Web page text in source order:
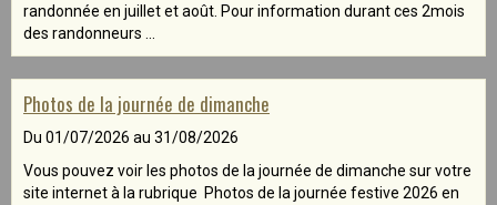
randonnée en juillet et août. Pour information durant ces 2mois
des randonneurs ...
Photos de la journée de dimanche
Du 01/07/2026 au 31/08/2026
Vous pouvez voir les photos de la journée de dimanche sur votre
site internet à la rubrique Photos de la journée festive 2026 en